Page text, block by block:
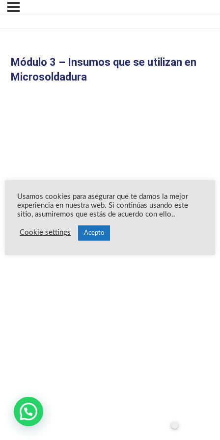
Módulo 3 – Insumos que se utilizan en
Microsoldadura
Usamos cookies para asegurar que te damos la mejor
experiencia en nuestra web. Si continúas usando este
sitio, asumiremos que estás de acuerdo con ello..
Cookie settings Acepto